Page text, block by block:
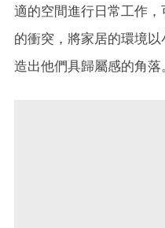
適的空間進行日常工作
的衝突，將家居的環境
造出他們具歸屬感的角落